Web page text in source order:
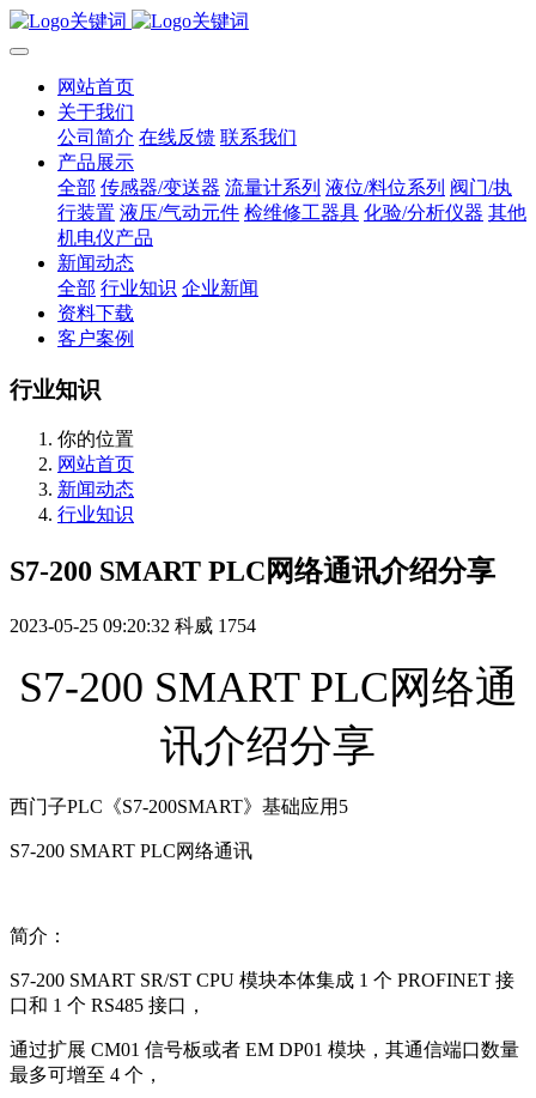
网站首页
关于我们
公司简介 在线反馈 联系我们
产品展示
全部 传感器/变送器 流量计系列 液位/料位系列 阀门/执
行装置 液压/气动元件 检维修工器具 化验/分析仪器 其他
机电仪产品
新闻动态
全部 行业知识 企业新闻
资料下载
客户案例
行业知识
你的位置
网站首页
新闻动态
行业知识
S7-200 SMART PLC网络通讯介绍分享
2023-05-25 09:20:32 科威 1754
S7-200 SMART PLC网络通
讯介绍分享
西门子PLC《S7-200SMART》基础应用5
S7-200 SMART PLC网络通讯
简介：
S7-200 SMART SR/ST CPU 模块本体集成 1 个 PROFINET 接
口和 1 个 RS485 接口，
通过扩展 CM01 信号板或者 EM DP01 模块，其通信端口数量
最多可增至 4 个，